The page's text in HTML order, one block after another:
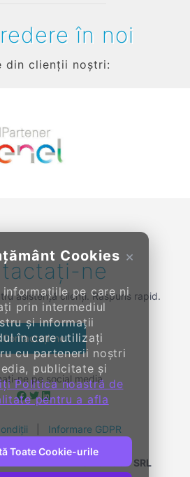
×
Cookies
informațiile pe care ni
prin intermediul
și informații
în care utilizați
cu partenerii noștri
publicitate și
Politica noastră de
pentru a afla
Toate Cookie-urile
în noi
din clienții noștri:
ne
asistență clienți. Răspuns rapid.
Contactați-ne
ne pe social media
Informare GDPR
ENTERPRISE GROUP SRL